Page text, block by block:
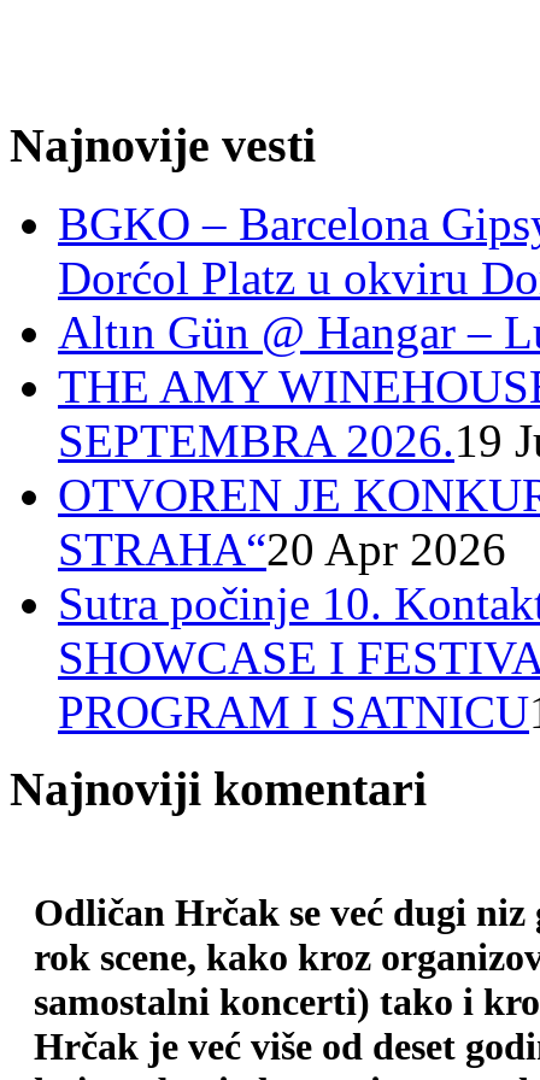
Najnovije vesti
BGKO – Barcelona
Dorćol Platz u okviru
Altın Gün @ Hangar –
THE AMY
SEPTEMBRA 2026.19
OTVOREN JE
STRAHA“20 Apr 2026
Sutra počinje 10.
SHOWCASE I
PROGRAM I SATNICU
Najnoviji komentari
Odličan Hrčak se već dugi
rok scene, kako kroz
samostalni koncerti) tako i
Hrčak je već više od deset